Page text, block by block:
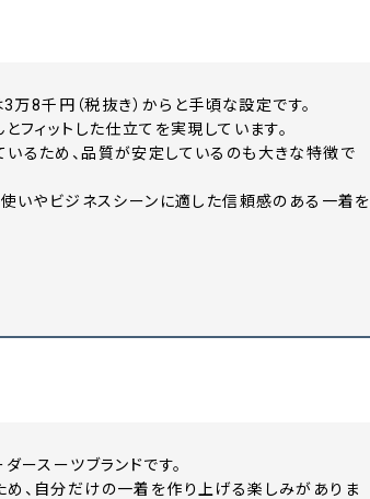
8千円（税抜き）からと手頃な設定です。
フィットした仕立てを実現しています。
るため、品質が安定しているのも大きな特徴で
いやビジネスシーンに適した信頼感のある一着を
ースーツブランドです。
、自分だけの一着を作り上げる楽しみがありま